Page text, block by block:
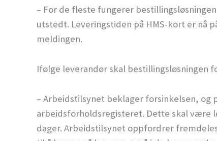
– For de fleste fungerer
utstedt. Leveringstiden på HMS-kort er nå
meldingen.
Ifølge leverandør skal bestillingsløsningen
– Arbeidstilsynet beklager forsinkelsen,
arbeidsforholdsregisteret. Dette skal være
dager. Arbeidstilsynet oppfordrer